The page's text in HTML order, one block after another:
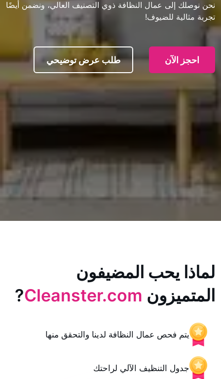
عمال النظافة ذوي التصنيف العالي، ونضمن أيضًا
للضيوف!
طلب عرض توضيحي
المضيفون
Cleanster.com
?
عمال النظافة لدينا والتحقق منها
التنظيف الآلي لراحتك